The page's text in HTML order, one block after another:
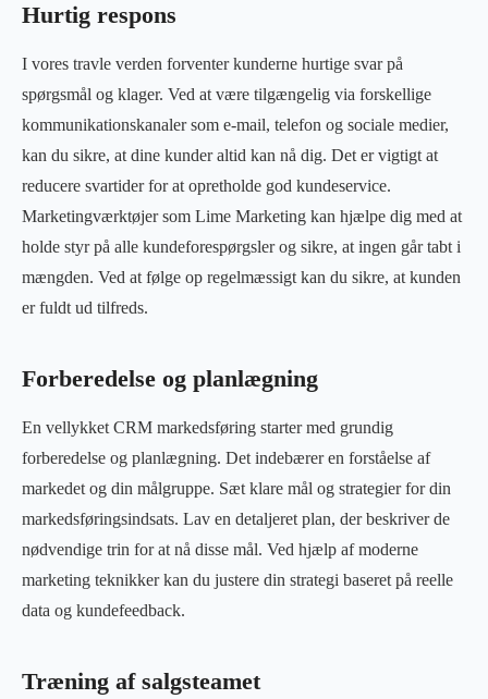
Hurtig respons
I vores travle verden forventer kunderne hurtige svar på
spørgsmål og klager. Ved at være tilgængelig via forskellige
kommunikationskanaler som e-mail, telefon og sociale medier,
kan du sikre, at dine kunder altid kan nå dig. Det er vigtigt at
reducere svartider for at opretholde god kundeservice.
Marketingværktøjer som Lime Marketing kan hjælpe dig med at
holde styr på alle kundeforespørgsler og sikre, at ingen går tabt i
mængden. Ved at følge op regelmæssigt kan du sikre, at kunden
er fuldt ud tilfreds.
Forberedelse og planlægning
En vellykket CRM markedsføring starter med grundig
forberedelse og planlægning. Det indebærer en forståelse af
markedet og din målgruppe. Sæt klare mål og strategier for din
markedsføringsindsats. Lav en detaljeret plan, der beskriver de
nødvendige trin for at nå disse mål. Ved hjælp af moderne
marketing teknikker kan du justere din strategi baseret på reelle
data og kundefeedback.
Træning af salgsteamet